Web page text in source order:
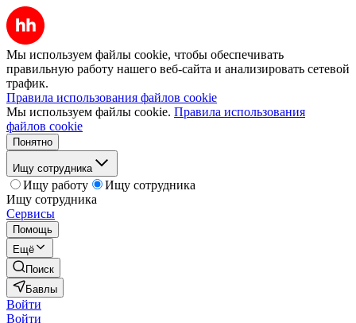
Мы используем файлы cookie, чтобы обеспечивать
правильную работу нашего веб-сайта и анализировать сетевой
трафик.
Правила использования файлов cookie
Мы используем файлы cookie. Правила использования
файлов cookie
Понятно
Ищу сотрудника
Ищу работу
Ищу сотрудника
Ищу сотрудника
Сервисы
Помощь
Ещё
Поиск
Бавлы
Войти
Войти